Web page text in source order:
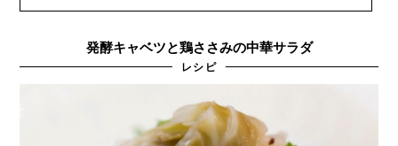
発酵キャベツと鶏ささみの中華サラダ
レシピ